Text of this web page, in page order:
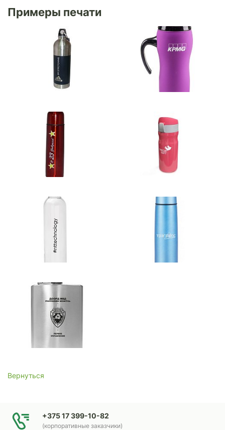
Примеры печати
Вернуться
+375 17 399-10-82
(корпоративные заказчики)